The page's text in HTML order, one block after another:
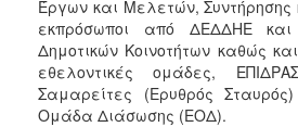
Έργων και Μελετών, Συντήρησης
εκπρόσωποι από ΔΕΔΔΗΕ
Δημοτικών Κοινοτήτων καθώς
εθελοντικές ομάδες,
Σαμαρείτες (Ερυθρός
Ομάδα Διάσωσης (ΕΟΔ).